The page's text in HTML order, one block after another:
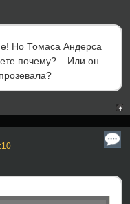
Но Томаса Андерса
почему?... Или он